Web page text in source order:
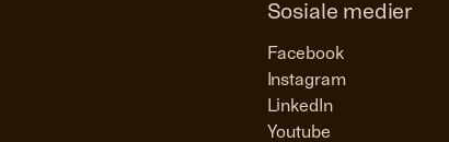
Sosiale medier
Facebook
Instagram
LinkedIn
Youtube